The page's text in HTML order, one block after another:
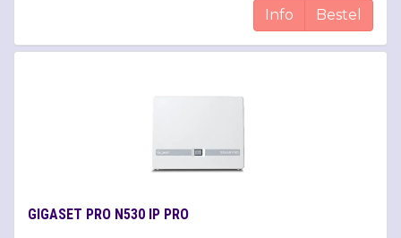
Info
Bestel
GIGASET PRO N530 IP PRO